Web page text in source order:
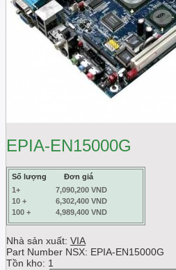
EPIA-EN15000G
Số lượng
Đơn giá
1+
7,090,200 VND
10 +
6,302,400 VND
100 +
4,989,400 VND
Nhà sản xuất: VIA
Part Number NSX: EPIA-EN15000G
Tồn kho: 1